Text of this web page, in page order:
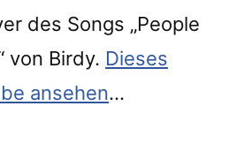
des Songs „People
von Birdy. Dieses
ansehen…